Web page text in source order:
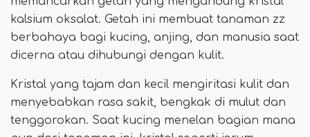
kalsium oksalat. Getah ini membuat tanaman zz
berbahaya bagi kucing, anjing, dan manusia saat
dicerna atau dihubungi dengan kulit.
Kristal yang tajam dan kecil mengiritasi kulit dan
menyebabkan rasa sakit, bengkak di mulut dan
tenggorokan. Saat kucing menelan bagian mana